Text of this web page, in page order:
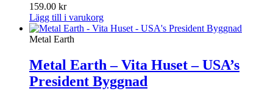
159.00 kr
Lägg till i varukorg
Metal Earth
Metal Earth – Vita Huset – USA’s
President Byggnad